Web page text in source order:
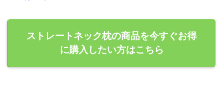
ストレートネック枕の商品を今すぐお得
に購入したい方はこちら